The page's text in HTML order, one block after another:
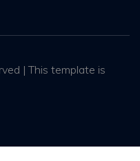
| This template is